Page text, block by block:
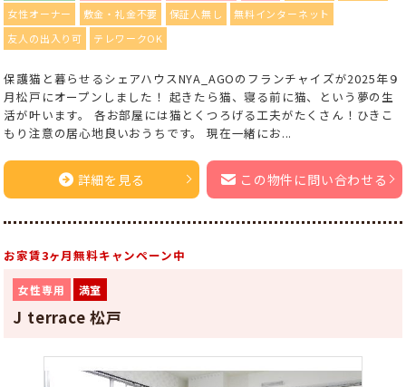
女性オーナー
敷金・礼金不要 保証人無し
無料インターネット
友人の出入り可
テレワークOK
保護猫と暮らせるシェアハウスNYA_AGOのフランチャイズが2025年９
月松戸にオープンしました！ 起きたら猫、寝る前に猫、という夢の生
活が叶います。 各お部屋には猫とくつろげる工夫がたくさん！ひきこ
もり注意の居心地良いおうちです。 現在一緒にお...
詳細を見る この物件に問い合わせる
お家賃3ヶ月無料キャンペーン中
女性専用 満室
J terrace 松戸